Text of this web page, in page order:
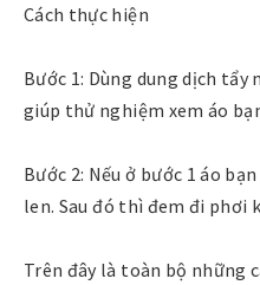
Cách thực hiện
Bước 1: Dùng dung dịch
giúp thử nghiệm xem áo
Bước 2: Nếu ở bước 1 áo
len. Sau đó thì đem đi phơi
Trên đây là toàn bộ những